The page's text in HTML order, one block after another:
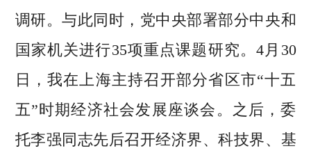
调研。与此同时，党中央部署部分中央和
国家机关进行35项重点课题研究。4月30
日，我在上海主持召开部分省区市“十五
五”时期经济社会发展座谈会。之后，委
托李强同志先后召开经济界、科技界、基